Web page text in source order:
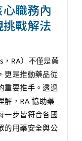
職務內
戰解法
RA）不僅是藥
更是推動藥品從
重要推手。透過
解，RA 協助藥
一步皆符合各國
的用藥安全與公